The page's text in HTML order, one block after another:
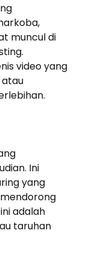
muncul di
video yang
atau
Ini
yang
adalah
taruhan